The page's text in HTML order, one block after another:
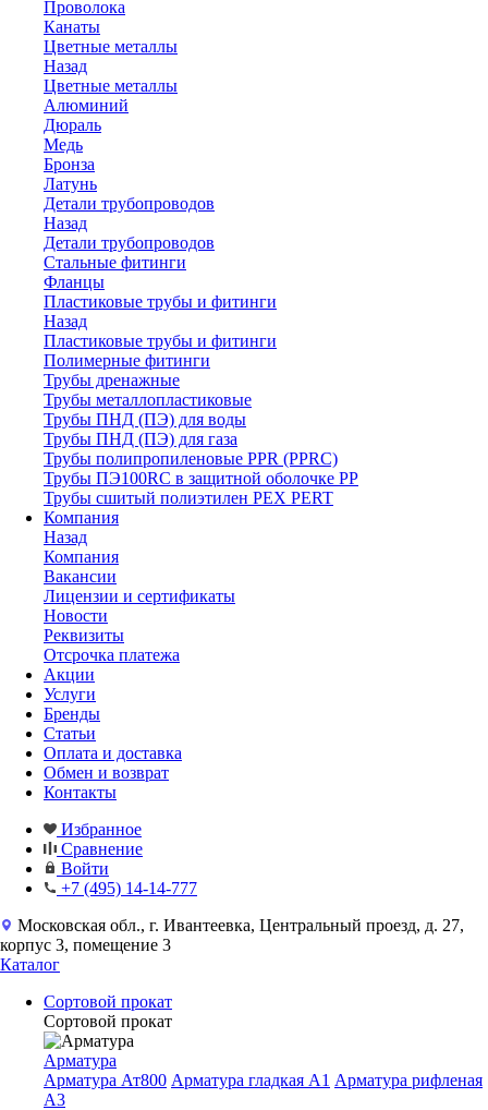
Проволока
Канаты
Цветные металлы
Назад
Цветные металлы
Алюминий
Дюраль
Медь
Бронза
Латунь
Детали трубопроводов
Назад
Детали трубопроводов
Стальные фитинги
Фланцы
Пластиковые трубы и фитинги
Назад
Пластиковые трубы и фитинги
Полимерные фитинги
Трубы дренажные
Трубы металлопластиковые
Трубы ПНД (ПЭ) для воды
Трубы ПНД (ПЭ) для газа
Трубы полипропиленовые PPR (PPRC)
Трубы ПЭ100RC в защитной оболочке PP
Трубы сшитый полиэтилен PEX PERT
Компания
Назад
Компания
Вакансии
Лицензии и сертификаты
Новости
Реквизиты
Отсрочка платежа
Акции
Услуги
Бренды
Статьи
Оплата и доставка
Обмен и возврат
Контакты
Избранное
Сравнение
Войти
+7 (495) 14-14-777
Московская обл., г. Ивантеевка, Центральный проезд, д. 27,
корпус 3, помещение 3
Каталог
Сортовой прокат
Сортовой прокат
Арматура
Арматура Ат800 Арматура гладкая A1 Арматура рифленая
A3